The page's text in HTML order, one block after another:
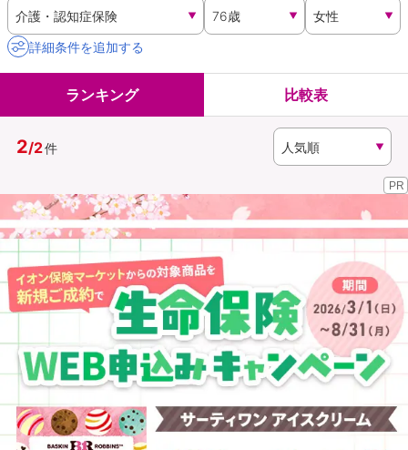
キャンペーン一覧
イオングループ従業員さま向け
資料請求
（無料）
訪問相談
イオンカード会員さま専用保険
詳細条件を追加する
ランキング 比較表
2/2件
PR